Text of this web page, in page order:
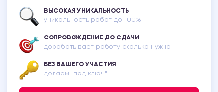
ВЫСОКАЯ УНИКАЛЬНОСТЬ
уникальность работ до 100%
СОПРОВОЖДЕНИЕ ДО СДАЧИ
дорабатывает работу сколько нужно
БЕЗ ВАШЕГО УЧАСТИЯ
делаем "под ключ"